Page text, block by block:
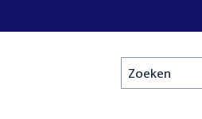
Zoeken